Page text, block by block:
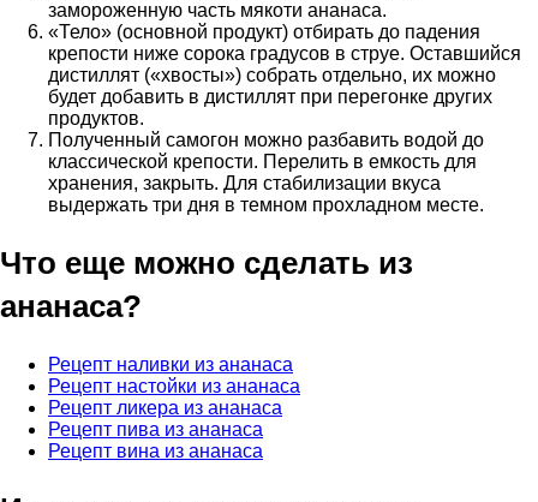
замороженную часть мякоти ананаса.
«Тело» (основной продукт) отбирать до падения
крепости ниже сорока градусов в струе. Оставшийся
дистиллят («хвосты») собрать отдельно, их можно
будет добавить в дистиллят при перегонке других
продуктов.
Полученный самогон можно разбавить водой до
классической крепости. Перелить в емкость для
хранения, закрыть. Для стабилизации вкуса
выдержать три дня в темном прохладном месте.
Что еще можно сделать из
ананаса?
Рецепт наливки из ананаса
Рецепт настойки из ананаса
Рецепт ликера из ананаса
Рецепт пива из ананаса
Рецепт вина из ананаса